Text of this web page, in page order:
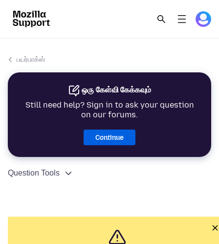
பயர்பாக்ஸ்
ஒரு கேள்வி கேக்கவும்
Still need help? Sign in to ask your question
on our forums.
Continue
Question Tools